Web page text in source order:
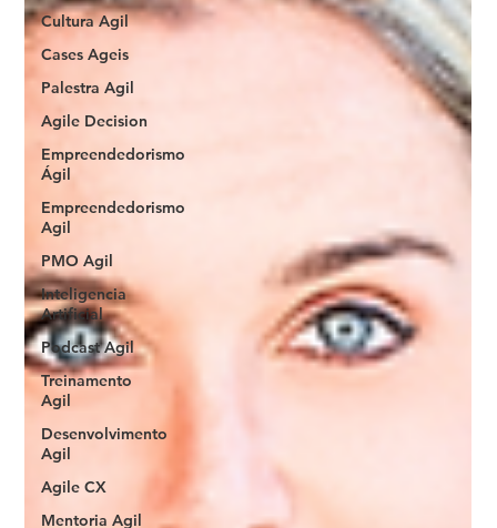
Cultura Agil
Cases Ageis
Palestra Agil
Agile Decision
Empreendedorismo
Ágil
Empreendedorismo
Agil
PMO Agil
Inteligencia
Artificial
Podcast Agil
Treinamento
Agil
Desenvolvimento
Agil
Agile CX
Mentoria Agil